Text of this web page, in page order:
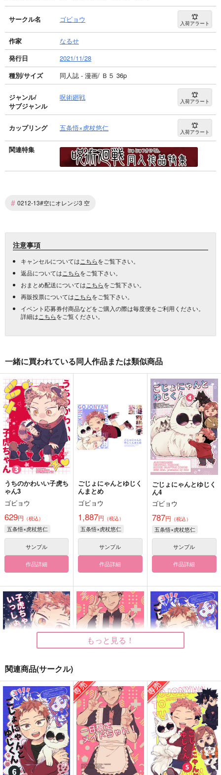
サークル名 ゴビョウ 入荷アラート
作家
なるせ
発行日
2021/11/28
種別/サイズ
同人誌 - 漫画/ Ｂ５ 36p
ジャンル/
サブジャンル
呪術廻戦 入荷アラート
カップリング 五条悟×虎杖悠仁 入荷アラート
関連特集
# 0212-13#空にオレンジ3 空
注意事項
キャンセルについては こちらをご覧下さい。
返品については こちらをご覧下さい。
おまとめ配送については こちらをご覧下さい。
再販投票については こちらをご覧下さい。
イベント応募券付商品などをご購入の際は毎度便をご利用ください。
詳細は こちらをご覧ください。
一緒に買われている同人作品または類似商品
うちのかわいい子虎ち
ゃん3
ゴビョウ
629円 （税込）
五条悟×虎杖悠仁
サンプル
作品詳細
ごじょにゃんとゆじく
んまとめ
ゴビョウ
1,887円 （税込）
五条悟×虎杖悠仁
サンプル
作品詳細
ごじょにゃんとゆじく
ん4
ゴビョウ
787円 （税込）
五条悟×虎杖悠仁
サンプル
作品詳細
子虎ちゃんといっし
ょ！
ゴビョウ
787円（税込）
五条悟×虎杖悠仁
サンプル
一日限定メイドちゃ
ん！
ゴビョウ
629円（税込）
五条悟×虎杖悠仁
サンプル
ごじょにゃんとゆじく
ん6
ゴビョウ
472円（税込）
五条悟×虎杖悠仁
サンプル
もっと見る！
関連商品(サークル)